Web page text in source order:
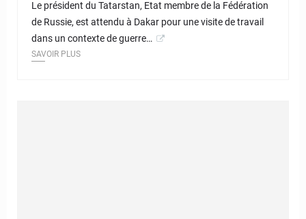
Le président du Tatarstan, Etat membre de la Fédération
de Russie, est attendu à Dakar pour une visite de travail
dans un contexte de guerre…
SAVOIR PLUS